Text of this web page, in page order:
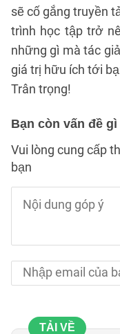
sẽ cố gắng truyền
trình học tập trở
những gì mà tác
giá trị hữu ích tới
Trân trọng!
Bạn còn vấn đề
Vui lòng cung cấp
bạn
TẢI VỀ